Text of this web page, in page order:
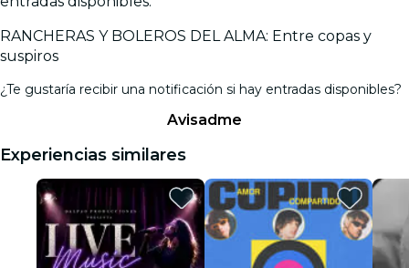
RANCHERAS Y BOLEROS DEL ALMA: Entre copas y
suspiros
¿Te gustaría recibir una notificación si hay entradas disponibles?
Avisadme
Experiencias similares